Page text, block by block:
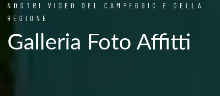
NOSTRI VIDEO DEL CAMPEGGIO E DELLA
REGIONE
Galleria Foto Affitti